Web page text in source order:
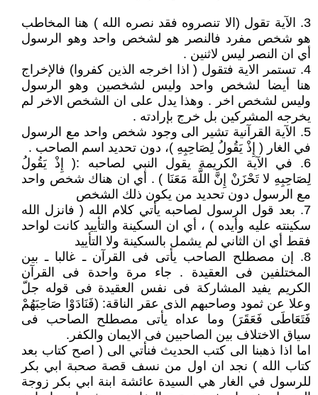
3. الآية تقول (الا تنصروه فقد نصره الله ) هنا المخاطب
هو شخص مفرد فالنصر هو لشخص واحد وهو الرسول
أي ان النصر ليس لاثنين .
4. تستمر الاية فتقول ( اذا اخرجه الذين كفروا) فالإخراج
هنا أيضا لشخص واحد وليس لشخصين وهو الرسول
وليس لشخص اخر . وهذا يدل على ان الشخص الاخر لم
يخرجه المشركين بل خرج بإرادته .
5. الآية القرآنية تشير الى وجود شخص واحد مع الرسول
في الغار ( إِذْ يَقُولُ لِصَاحِبِهِ )، دون تحديد اسم الصاحب .
6. في الآية الكريمة يقول النبي لصاحبه :( إِذْ يَقُولُ
لِصَاحِبِهِ لا تَحْزَنْ إِنَّ اللَّهَ مَعَنَا ) . أي ان هناك شخص واحد
مع الرسول دون تحديد من يكون ذلك الشخص
7. بعد قول الرسول لصاحبه يأتي كلام الله ( فانزل الله
سكينته عليه وأيده ) ، أي ان السكينة والتأييد كانت لواحد
فقط أي ان الثاني لم يشمل بالسكينة ولا التأييد
8. إن مصطلح الصاحب يأتى فى القرآن ـ غالبا ـ بين
المختلفين فى العقيدة . جاء مرة واحدة فى القرآن
الكريم يفيد المشاركة فى نفس العقيدة فى قوله جلّ
وعلا عن ثمود وصاحبهم الذى عقر الناقة: (فَنَادَوْا صَاحِبَهُمْ
فَتَعَاطَى فَعَقَرَ) وما عداه يأتى مصطلح الصاحب فى
سياق الاختلاف بين الصاحبين فى الايمان والكفر.
اما اذا ذهبنا الى كتب الحديث فنأتي الى ( اصح كتاب بعد
كتاب الله ) نجد ان اول من نسف قصة صحبة ابي بكر
للرسول في الغار هي السيدة عائشة ابنة ابي بكر زوجة